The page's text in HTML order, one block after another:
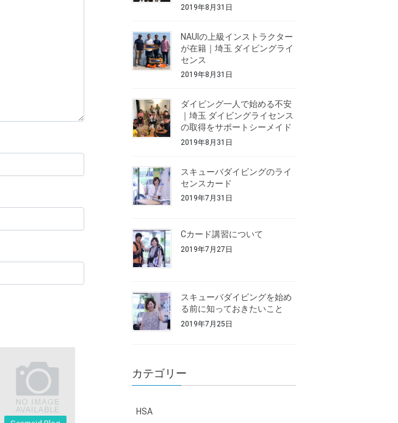
2019年8月31日
NAUIの上級インストラクター
が在籍｜埼玉 ダイビングライ
センス
2019年8月31日
ダイビング一人で始める不安
｜埼玉 ダイビングライセンス
の取得をサポートシーメイド
2019年8月31日
スキューバダイビングのライ
センスカード
2019年7月31日
Cカード講習について
2019年7月27日
スキューバダイビングを始め
る前に知っておきたいこと
2019年7月25日
カテゴリー
HSA